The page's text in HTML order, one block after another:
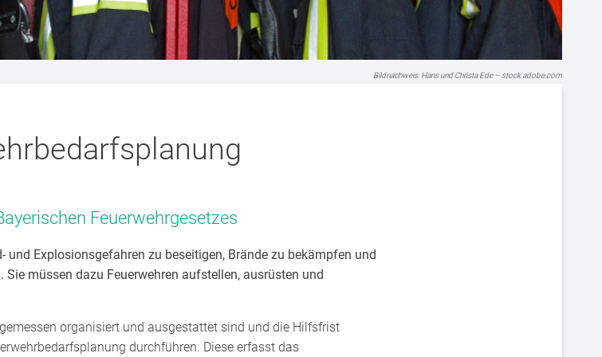
Bildnachweis: Hans und Christa Ede – stock.adobe.com
Feuerwehrgesetzes
und Explosionsgefahren zu beseitigen, Brände zu bekämpfen und
müssen dazu Feuerwehren aufstellen, ausrüsten und
organisiert und ausgestattet sind und die Hilfsfrist
durchführen. Diese erfasst das